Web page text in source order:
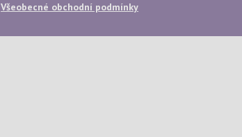
Všeobecné obchodní podmínky